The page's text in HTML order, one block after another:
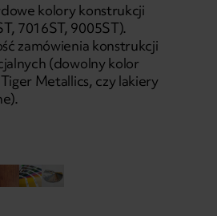
kolory konstrukcji
7016ST, 9005ST).
zamówienia konstrukcji
(dowolny kolor
Metallics, czy lakiery